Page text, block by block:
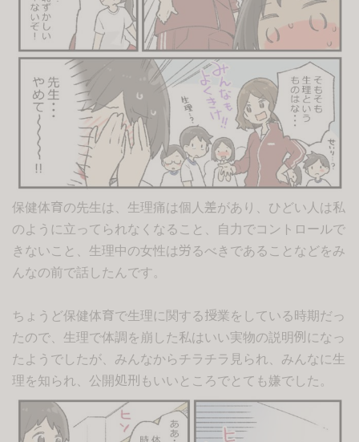
保健体育の先生は、生理痛は個人差があり、ひどい人は私
のように立ってられなくなること、自力でコントロールで
きないこと、生理中の女性は労るべきであることなどをみ
んなの前で話したんです。
ちょうど保健体育で生理に関する授業をしている時期だっ
たので、生理で体調を崩した私はいい実物の説明例になっ
たようでしたが、みんなからチラチラ見られ、みんなに生
理を知られ、公開処刑もいいところでとても嫌でした。